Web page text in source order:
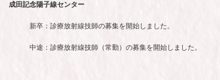
成田記念陽子線センター
新卒：診療放射線技師の募集を開始しました。
中途：診療放射線技師（常勤）の募集を開始しました。